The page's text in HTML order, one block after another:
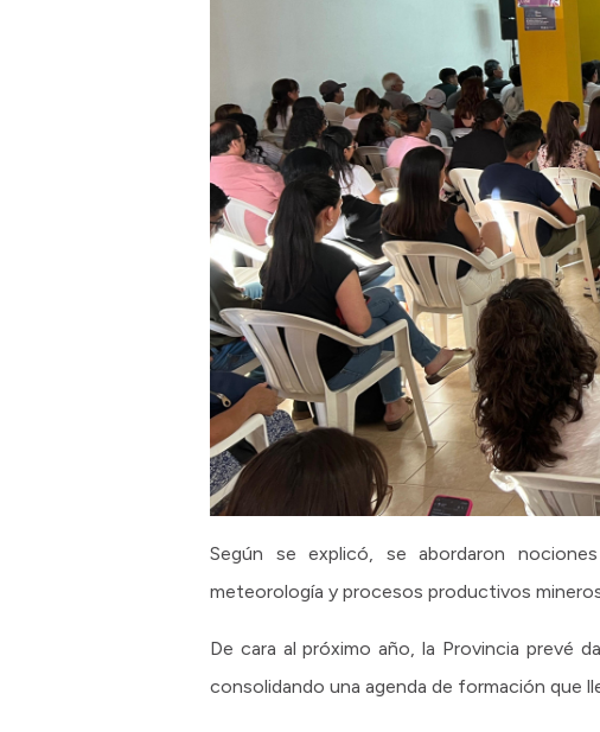
Según se explicó, se abordaron
meteorología y procesos productivos
De cara al próximo año, la Provincia prevé
consolidando una agenda de formación que